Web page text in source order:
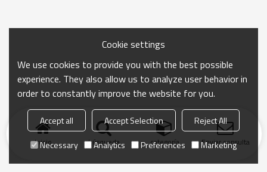
Inicio búsqueda categoría Enviar consulta
Cookie settings
We use cookies to provide you with the best possible
experience. They also allow us to analyze user behavior in
order to constantly improve the website for you.
Accept all Accept Selection
Reject All
Necessary
Analytics Preferences Marketing